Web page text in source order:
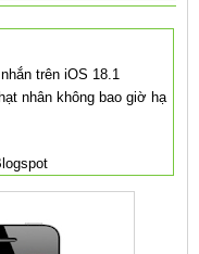
trên iOS 18.1
nhân không bao giờ hạ